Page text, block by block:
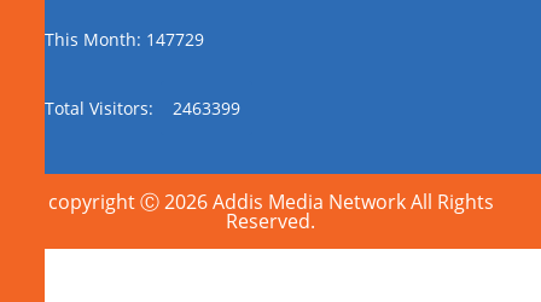
This Month: 147729
Total Visitors: 2463399
copyright Ⓒ 2026 Addis Media Network All Rights
Reserved.